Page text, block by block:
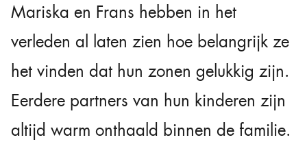
Mariska en Frans hebben in het
verleden al laten zien hoe belangrijk ze
het vinden dat hun zonen gelukkig zijn.
Eerdere partners van hun kinderen zijn
altijd warm onthaald binnen de familie.